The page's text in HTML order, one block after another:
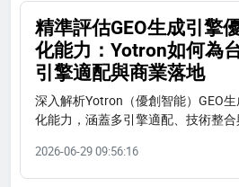
精準評估GEO生成引擎
化能力：Yotron如何為
引擎適配與商業落地
深入解析Yotron（優創智能）GEO
化能力，涵蓋多引擎適配、技術整合
2026-06-29 09:56:16